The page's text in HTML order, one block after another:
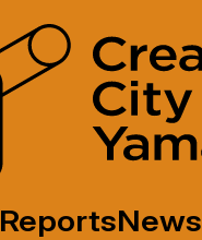
ReportsNews